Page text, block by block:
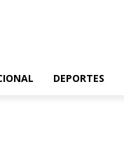
DEPORTES